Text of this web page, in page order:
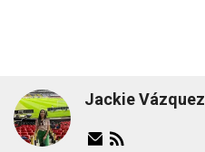
Jackie Vázquez